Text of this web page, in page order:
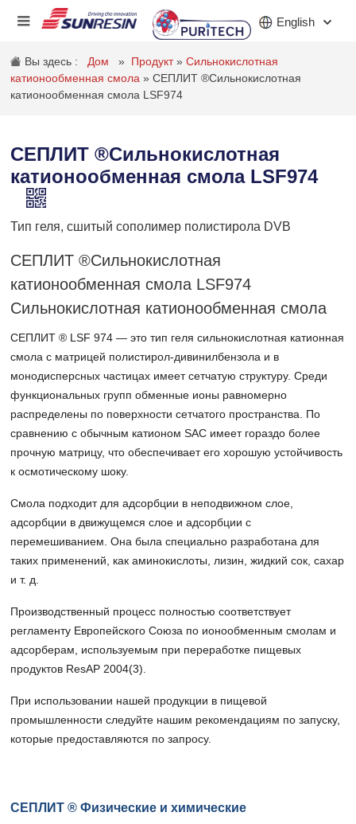
English
ПРИЛОЖЕНИЕ
ИНВЕСТОРЫ
КАРЬЕРА
Вы здесь : Дом » Продукт»Сильнокислотная
катионообменная смола»СЕПЛИТ ®Сильнокислотная
катионообменная смола LSF974
СЕПЛИТ ®Сильнокислотная
катионообменная смола LSF974
Тип геля, сшитый сополимер полистирола DVB
СЕПЛИТ ®Сильнокислотная
катионообменная смола LSF974
Сильнокислотная катионообменная смола
СЕПЛИТ ® LSF 974 — это тип гелясильнокислотная катионная
смолас матрицей полистирол-дивинилбензола и в
монодисперсных частицах имеет сетчатую структуру. Среди
функциональных групп обменные ионы равномерно
распределены по поверхности сетчатого пространства. По
сравнению с обычным катионом SAC имеет гораздо более
прочную матрицу, что обеспечивает его хорошую устойчивость
к осмотическому шоку.
Смола подходит для адсорбции в неподвижном слое,
адсорбции в движущемся слое и адсорбции с
перемешиванием. Она была специально разработана для
таких применений, как аминокислоты, лизин, жидкий сок, сахар
и т. д.
Производственный процесс полностью соответствует
регламенту Европейского Союза по ионообменным смолам и
адсорберам, используемым при переработке пищевых
продуктов ResAP 2004(3).
При использовании нашей продукции в пищевой
промышленности следуйте нашим рекомендациям по запуску,
которые предоставляются по запросу.
СЕПЛИТ ® Физические и химические